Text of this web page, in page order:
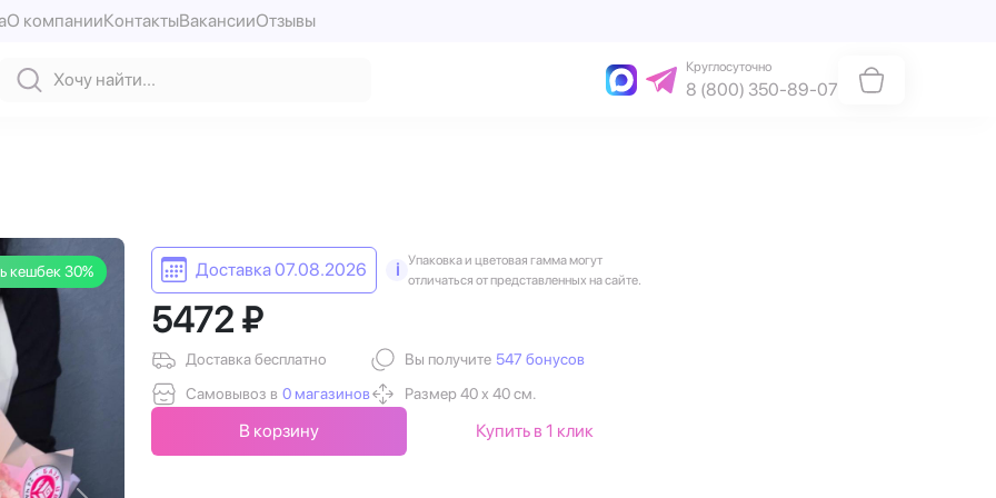
О компанииКонтактыВакансииОтзывы
Круглосуточно
8 (800) 350-89-07
кешбек 30% Доставка 07.08.2026 i
Упаковка и цветовая гамма могут
отличаться от представленных на сайте.
5472 ₽
Доставка бесплатно
Самовывоз в 0 магазинов
Вы получите 547 бонусов
Размер 40 х 40 см.
В корзину Купить в 1 клик